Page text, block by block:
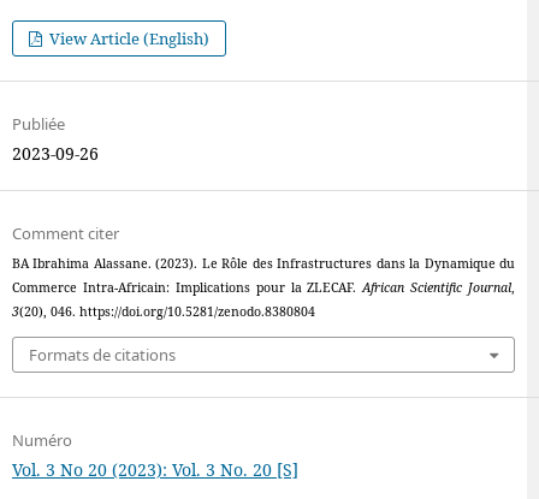
View Article (English)
Publiée
2023-09-26
Comment citer
BA Ibrahima Alassane. (2023). Le Rôle des Infrastructures dans la Dynamique du
Commerce Intra-Africain: Implications pour la ZLECAF.African Scientific Journal,
3(20), 046. https://doi.org/10.5281/zenodo.8380804
Formats de citations
Numéro
Vol. 3 No 20 (2023): Vol. 3 No. 20 [S]